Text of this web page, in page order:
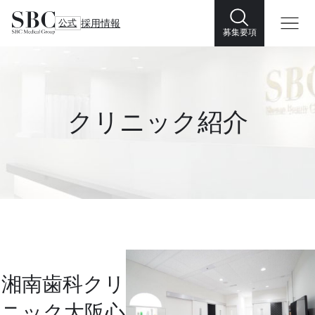
公式 採用情報
募集要項
クリニック紹介
湘南歯科クリ